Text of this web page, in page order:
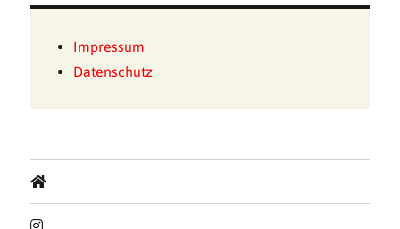
Impressum
Datenschutz